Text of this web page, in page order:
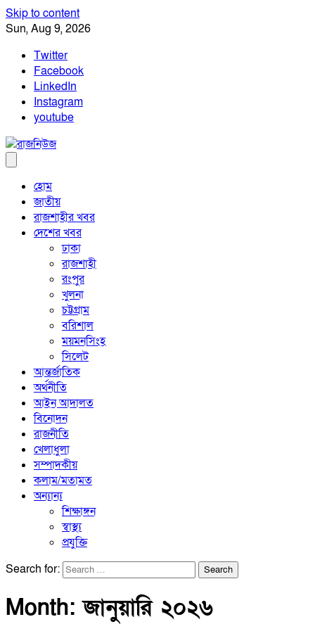
Skip to content
Sun, Aug 9, 2026
Twitter
Facebook
LinkedIn
Instagram
youtube
হোম
জাতীয়
রাজশাহীর খবর
দেশের খবর
ঢাকা
রাজশাহী
রংপুর
খুলনা
চট্টগ্রাম
বরিশাল
ময়মনসিংহ
সিলেট
আন্তর্জাতিক
অর্থনীতি
আইন আদালত
বিনোদন
রাজনীতি
খেলাধুলা
সম্পাদকীয়
কলাম/মতামত
অন্যান্য
শিক্ষাঙ্গন
স্বাস্থ্য
প্রযুক্তি
Search for:
Month:জানুয়ারি ২০২৬